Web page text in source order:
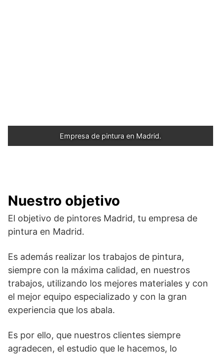
Empresa de pintura en Madrid.
Nuestro objetivo
El objetivo de pintores Madrid, tu empresa de
pintura en Madrid.
Es además realizar los trabajos de pintura,
siempre con la máxima calidad, en nuestros
trabajos, utilizando los mejores materiales y con
el mejor equipo especializado y con la gran
experiencia que los abala.
Es por ello, que nuestros clientes siempre
agradecen, el estudio que le hacemos, lo